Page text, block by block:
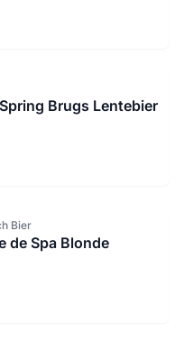
Brugs Lentebier
Bier
de Spa Blonde